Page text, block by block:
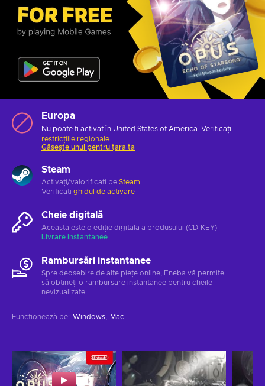
Europa
Nu poate fi activat în United States of America. Verificați
restricțiile regionale
Găsește unul pentru țara ta
Steam
Activați/valorificați pe Steam
Verificați ghidul de activare
Cheie digitală
Aceasta este o ediție digitală a produsului (CD-KEY)
Livrare instantanee
Rambursări instantanee
Spre deosebire de alte piețe online, Eneba vă permite
să obțineți o rambursare instantanee pentru cheile
nevizualizate.
Funcționează pe: Windows Mac